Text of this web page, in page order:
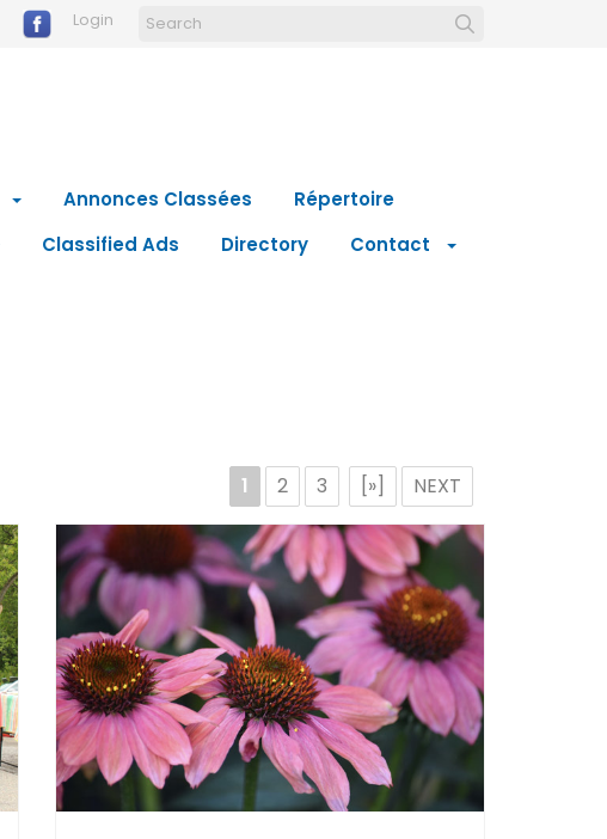
Login
Annonces Classées
Répertoire
Classified Ads Directory Contact
1 2 3 [»] NEXT